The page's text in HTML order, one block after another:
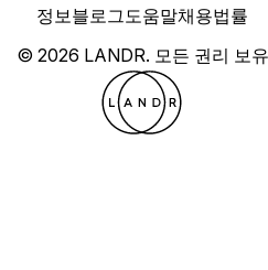
© 2026 LANDR. 모든 권리 보유
정보블로그도움말채용법률